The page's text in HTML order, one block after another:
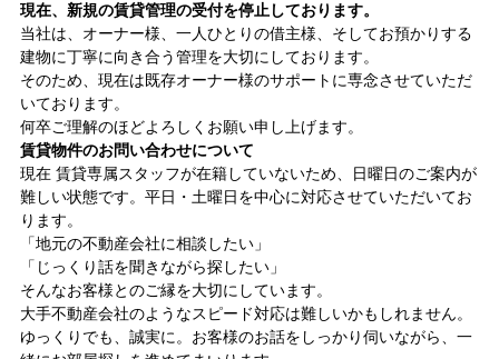
いもとスタイル
会社概要
スタッフ紹介
いもとの仲間たち
コラム
日々、不動産
管理業って面白い
駐車場
各種相談
売却相談
（査定依頼）
不動産
なんでも相談
賃貸管理
会社案内
いもとスタイル
スタッフ紹介
コラム
現在、新規の賃貸管理の受付を停止しております。
当社は、オーナー様、一人ひとりの借主様、そしてお預かりする
建物に丁寧に向き合う管理を大切にしております。
そのため、現在は既存オーナー様のサポートに専念させていただ
いております。
何卒ご理解のほどよろしくお願い申し上げます。
賃貸物件のお問い合わせについて
現在 賃貸専属スタッフが在籍していないため、日曜日のご案内が
難しい状態です。平日・土曜日を中心に対応させていただいてお
ります。
「地元の不動産会社に相談したい」
「じっくり話を聞きながら探したい」
そんなお客様とのご縁を大切にしています。
大手不動産会社のようなスピード対応は難しいかもしれません。
ゆっくりでも、誠実に。お客様のお話をしっかり伺いながら、一